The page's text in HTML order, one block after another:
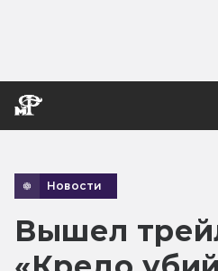
Новости
Вышел